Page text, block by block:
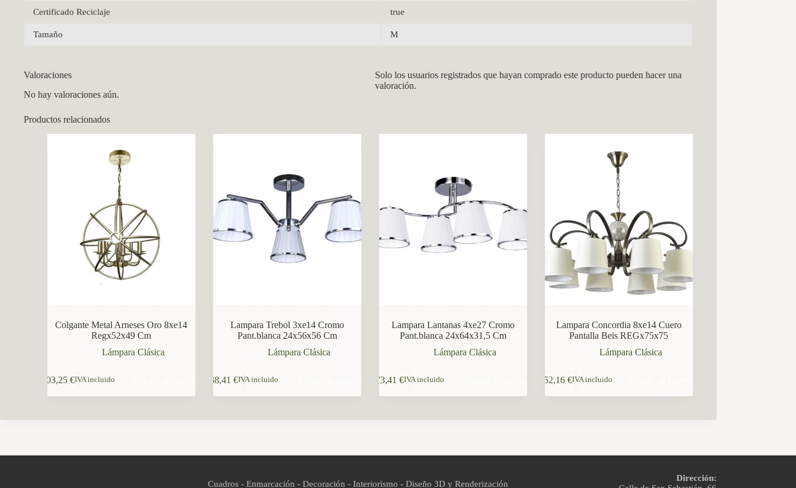
Certificado Reciclaje true
Tamaño M
Valoraciones
No hay valoraciones aún.
Solo los usuarios registrados que hayan comprado este producto pueden hacer una
valoración.
Productos relacionados
Colgante Metal Arneses Oro 8xe14
Regx52x49 Cm
Lámpara Clásica
103,25€IVA incluido
Lampara Trebol 3xe14 Cromo
Pant.blanca 24x56x56 Cm
Lámpara Clásica
38,41€IVA incluido
Lampara Lantanas 4xe27 Cromo
Pant.blanca 24x64x31,5 Cm
Lámpara Clásica
73,41€IVA incluido
Lampara Concordia 8xe14 Cuero
Pantalla Beis REGx75x75
Lámpara Clásica
152,16€IVA incluido
Cuadros - Enmarcación - Decoración - Interiorismo - Diseño 3D y Renderización
Dirección:
CCM Decoración
Asistente virtual · En línea